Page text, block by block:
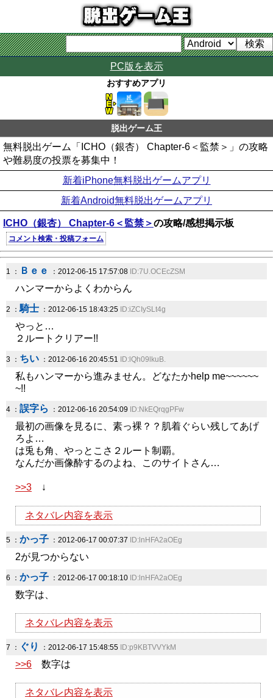
PC版を表示
おすすめアプリ
脱出ゲーム王
無料脱出ゲーム「ICHO（銀杏） Chapter-6＜監禁＞」の攻略
や難易度の投票を募集中！
新着iPhone無料脱出ゲームアプリ
新着Android無料脱出ゲームアプリ
ICHO（銀杏） Chapter-6＜監禁＞の攻略/感想掲示板
コメント検索・投稿フォーム
1 ： Ｂｅｅ ：2012-06-15 17:57:08 ID:7U.OCEcZSM
ハンマーからよくわからん
2 ：騎士 ：2012-06-15 18:43:25 ID:iZCIySLt4g
やっと…
２ルートクリアー!!
3 ： ちい ：2012-06-16 20:45:51 ID:lQh09lkuB.
私もハンマーから進みません。どなたかhelp me~~~~~~
~!!
4 ： 誤字ら ：2012-06-16 20:54:09 ID:NkEQrqgPFw
最初の画像を見るに、素っ裸？？肌着ぐらい残してあげ
ろよ…
は兎も角、やっとこさ２ルート制覇。
なんだか画像酔するのよね、このサイトさん…
>>3 ↓
ネタバレ内容を表示
5 ： かっ子 ：2012-06-17 00:07:37 ID:lnHFA2aOEg
2が見つからない
6 ： かっ子 ：2012-06-17 00:18:10 ID:lnHFA2aOEg
数字は、
ネタバレ内容を表示
7 ： ぐり ：2012-06-17 15:48:55 ID:p9KBTVVYkM
>>6 数字は
ネタバレ内容を表示